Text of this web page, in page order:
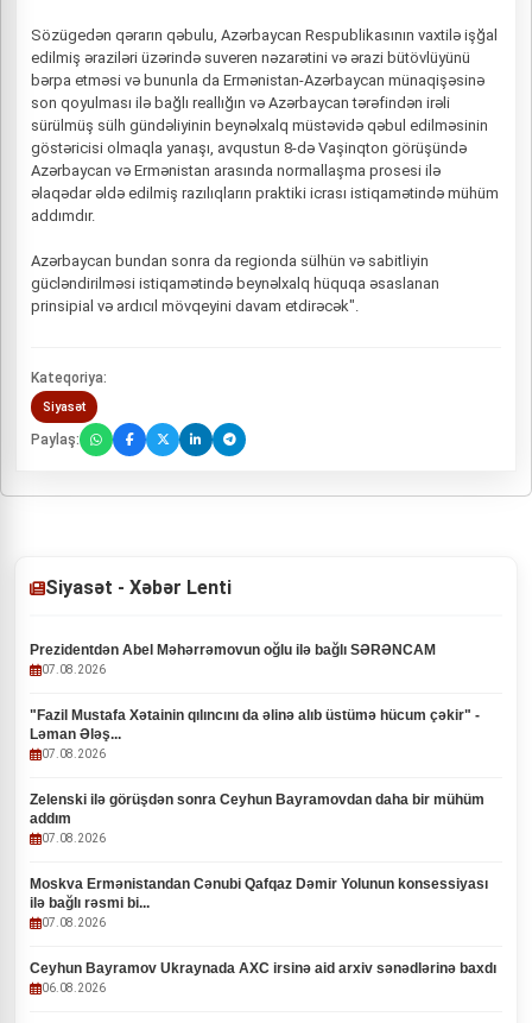
Sözügedən qərarın qəbulu, Azərbaycan Respublikasının vaxtilə işğal
edilmiş əraziləri üzərində suveren nəzarətini və ərazi bütövlüyünü
bərpa etməsi və bununla da Ermənistan-Azərbaycan münaqişəsinə
son qoyulması ilə bağlı reallığın və Azərbaycan tərəfindən irəli
sürülmüş sülh gündəliyinin beynəlxalq müstəvidə qəbul edilməsinin
göstəricisi olmaqla yanaşı, avqustun 8-də Vaşinqton görüşündə
Azərbaycan və Ermənistan arasında normallaşma prosesi ilə
əlaqədar əldə edilmiş razılıqların praktiki icrası istiqamətində mühüm
addımdır.
Azərbaycan bundan sonra da regionda sülhün və sabitliyin
gücləndirilməsi istiqamətində beynəlxalq hüquqa əsaslanan
prinsipial və ardıcıl mövqeyini davam etdirəcək".
Kateqoriya:
Siyasət
Paylaş:
Siyasət - Xəbər Lenti
Prezidentdən Abel Məhərrəmovun oğlu ilə bağlı SƏRƏNCAM
07.08.2026
"Fazil Mustafa Xətainin qılıncını da əlinə alıb üstümə hücum çəkir" -
Ləman Ələş...
07.08.2026
Zelenski ilə görüşdən sonra Ceyhun Bayramovdan daha bir mühüm
addım
07.08.2026
Moskva Ermənistandan Cənubi Qafqaz Dəmir Yolunun konsessiyası
ilə bağlı rəsmi bi...
07.08.2026
Ceyhun Bayramov Ukraynada AXC irsinə aid arxiv sənədlərinə baxdı
06.08.2026